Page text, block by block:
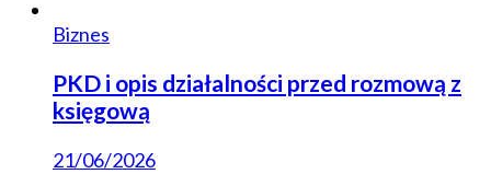
Biznes
PKD i opis działalności przed rozmową z
księgową
21/06/2026